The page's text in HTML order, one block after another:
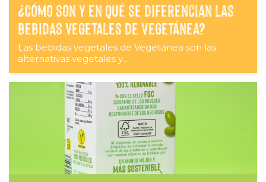
¿Cómo son y en qué se diferencian las
bebidas vegetales de Vegetánea?
Las bebidas vegetales de Vegetánea son las
alternativas vegetales y…